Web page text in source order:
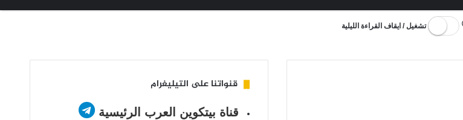
تشغيل / ايقاف القراءة الليلية
قنواتنا على التيليغرام
قناة بيتكوين العرب الرئيسية